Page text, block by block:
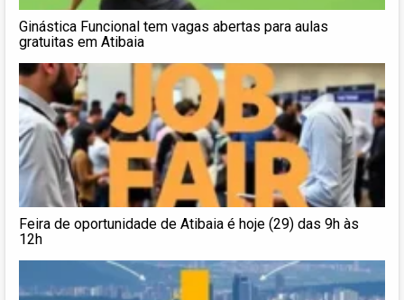
Ginástica Funcional tem vagas abertas para aulas
gratuitas em Atibaia
Feira de oportunidade de Atibaia é hoje (29) das 9h às
12h